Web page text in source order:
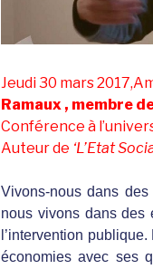
Jeudi 30 mars
Ramaux , membre
Conférence à
Auteur de ‘L’Etat
Vivons-nous dans
nous vivons dans des
l’intervention
économies avec ses